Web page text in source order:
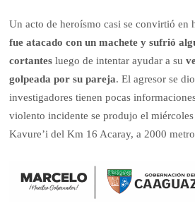
Un acto de heroísmo casi se convirtió en
fue atacado con un machete y sufrió
cortantes luego de intentar ayudar a su
golpeada por su pareja. El agresor se
investigadores tienen pocas
violento incidente se produjo el
Kavure’i del Km 16 Acaray, a 2000